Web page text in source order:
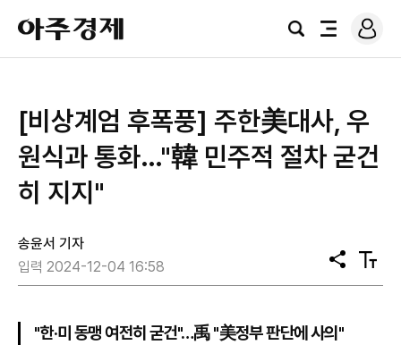
아
주
경
검
전
로
그
[비상계엄 후폭풍] 주한美대사, 우
원식과 통화…"韓 민주적 절차 굳건
히 지지"
송윤서 기자
입력 2024-12-04 16:58
공
유
텍
스
"한·미 동맹 여전히 굳건"…禹 "美정부 판단에 사의"